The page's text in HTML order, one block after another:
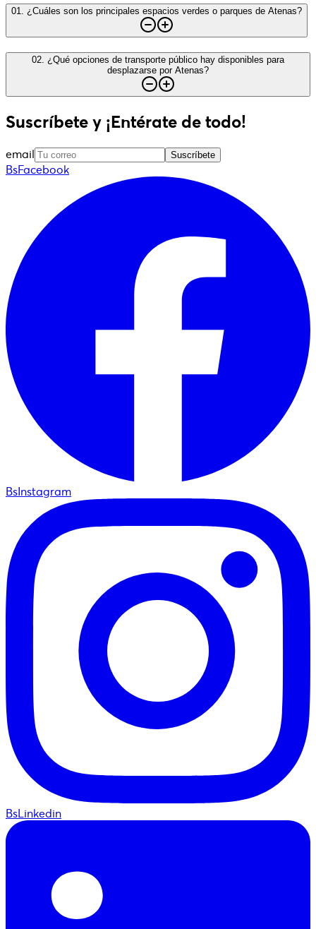
01 ¿Cuáles son los principales espacios verdes o parques de Atenas?
02. ¿Qué opciones de transporte público hay disponibles para
desplazarse por Atenas?
Suscríbete y ¡Entérate de todo!
email Suscríbete
BsFacebook
BsInstagram
BsLinkedin